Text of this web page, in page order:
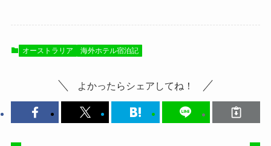
オーストラリア 海外ホテル宿泊記
よかったらシェアしてね！